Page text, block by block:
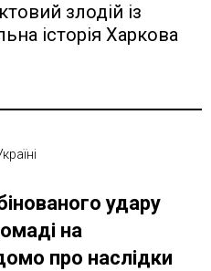
злодій із
історія Харкова
удару
на
про наслідки